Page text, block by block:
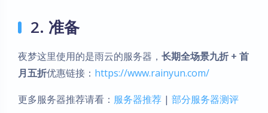
2. 准备
夜梦这里使用的是雨云的服务器， 长期全场景九折 + 首
月五折优惠链接： https://www.rainyun.com/
更多服务器推荐请看： 服务器推荐 | 部分服务器测评